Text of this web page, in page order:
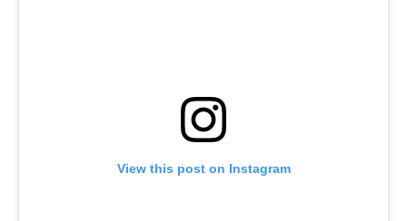
View this post on Instagram